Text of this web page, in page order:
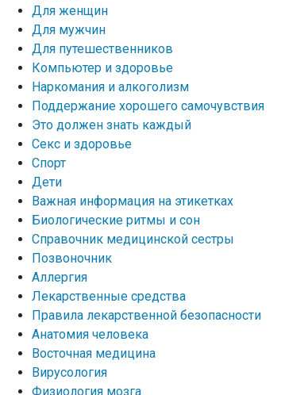
Для женщин
Для мужчин
Для путешественников
Компьютер и здоровье
Наркомания и алкоголизм
Поддержание хорошего самочувствия
Это должен знать каждый
Секс и здоровье
Спорт
Дети
Важная информация на этикетках
Биологические ритмы и сон
Справочник медицинской сестры
Позвоночник
Аллергия
Лекарственные средства
Правила лекарственной безопасности
Aнатомия человека
Восточная медицина
Вирусология
Физиология мозга